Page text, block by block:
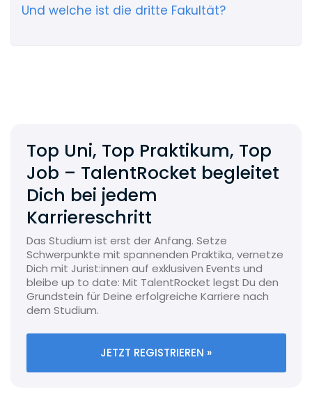
Und welche ist die dritte Fakultät?
Top Uni, Top Praktikum, Top
Job – TalentRocket begleitet
Dich bei jedem
Karriereschritt
Das Studium ist erst der Anfang. Setze
Schwerpunkte mit spannenden Praktika, vernetze
Dich mit Jurist:innen auf exklusiven Events und
bleibe up to date: Mit TalentRocket legst Du den
Grundstein für Deine erfolgreiche Karriere nach
dem Studium.
JETZT REGISTRIEREN »